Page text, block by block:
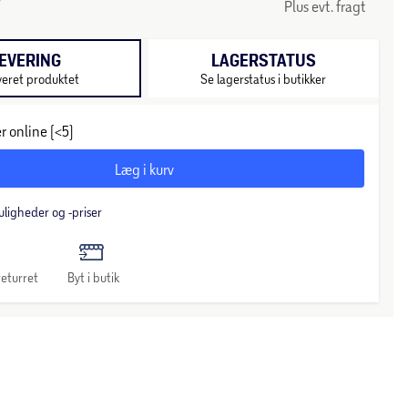
Plus evt. fragt
produktet
LAGERSTATUS
Se lagerstatus i butikker
online (<5)
Læg i kurv
og -priser
Byt i butik